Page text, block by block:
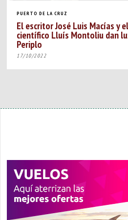
PUERTO DE LA CRUZ
El escritor José Luis Macías y
científico Lluís Montoliu dan
Periplo
17/10/2022